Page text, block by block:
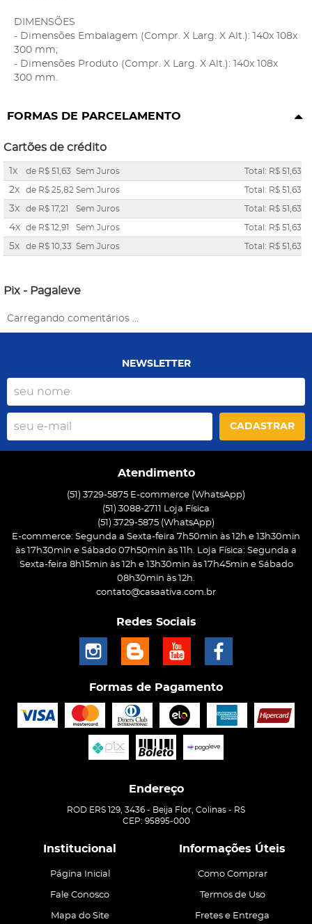
DIMENSÕES
- Dimensões Embalagem (Compr. X Larg. X Alt.): 140x 108x
300 mm;
- Dimensões Produto (Compr. X Larg. X Alt.): 140x 108x
300 mm.
FORMAS DE PARCELAMENTO
Cartões de crédito
1x de R$ 51,63 Sem Juros Total: R$ 51,63
2x de R$ 25,82 Sem Juros Total: R$ 51,63
3x de R$ 17,21 Sem Juros Total: R$ 51,63
4x de R$ 12,91 Sem Juros Total: R$ 51,63
5x de R$ 10,33 Sem Juros Total: R$ 51,63
Pix - Pagaleve
Carregando comentários ...
NEWSLETTER
CADASTRAR
Atendimento
(51) 3729-5875 E-commerce (WhatsApp)
(51) 3088-2711 Loja Física
(51) 3729-5875 (WhatsApp)
E-commerce: Segunda a Sexta-feira 7h50min às 12h e 13h30min
às 17h30min e Sábado 07h50min às 11h. Loja Física: Segunda a
Sexta-feira 8h15min às 12h e 13h30min às 17h45min e Sábado
08h30min às 12h.
contato@casaativa.com.br
Redes Sociais
Formas de Pagamento
Endereço
ROD ERS 129, 3436 - Beija Flor, Colinas - RS
CEP: 95895-000
Institucional
Página Inicial
Fale Conosco
Mapa do Site
Informações Úteis
Como Comprar
Termos de Uso
Fretes e Entrega